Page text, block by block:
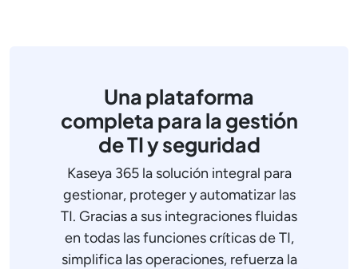
Una plataforma
completa para la gestión
de TI y seguridad
Kaseya 365 la solución integral para
gestionar, proteger y automatizar las
TI. Gracias a sus integraciones fluidas
en todas las funciones críticas de TI,
simplifica las operaciones, refuerza la